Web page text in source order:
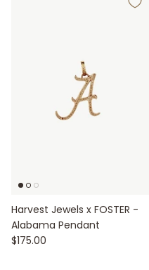
Harvest Jewels x FOSTER -
Alabama Pendant
$175.00